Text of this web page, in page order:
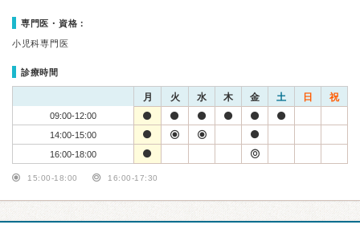
専門医・資格：
小児科専門医
診療時間
月 火 水 木 金 土 日 祝
09:00-12:00
14:00-15:00
16:00-18:00
15:00-18:00 16:00-17:30